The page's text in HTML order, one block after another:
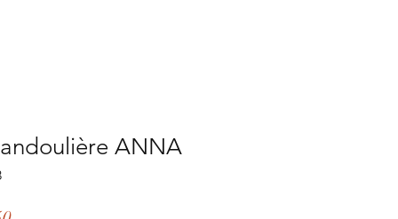
ANNA